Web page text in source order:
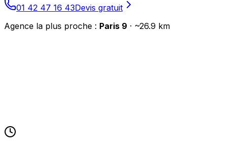
01 42 47 16 43Devis gratuit
Agence la plus proche : Paris 9 · ~26.9 km